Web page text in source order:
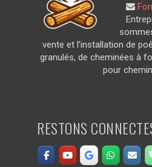
vente et l’installation de
granulés, de cheminées à
pour
RESTONS